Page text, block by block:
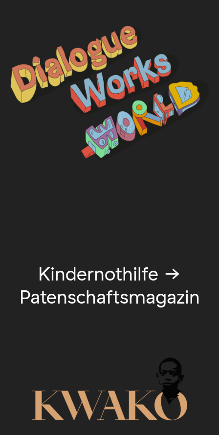
Kindernothilfe →
Patenschaftsmagazin